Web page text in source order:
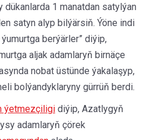
dükanlarda 1 manatdan satylýan
satyn alyp bilýärsiň. Ýöne indi
berýärler” diýip,
aljak adamlaryň birnäçe
nobat üstünde ýakalaşyp,
bolýandyklaryny gürrüň berdi.
ýetmezçiligi diýip, Azatlygyň
adamlaryň çörek